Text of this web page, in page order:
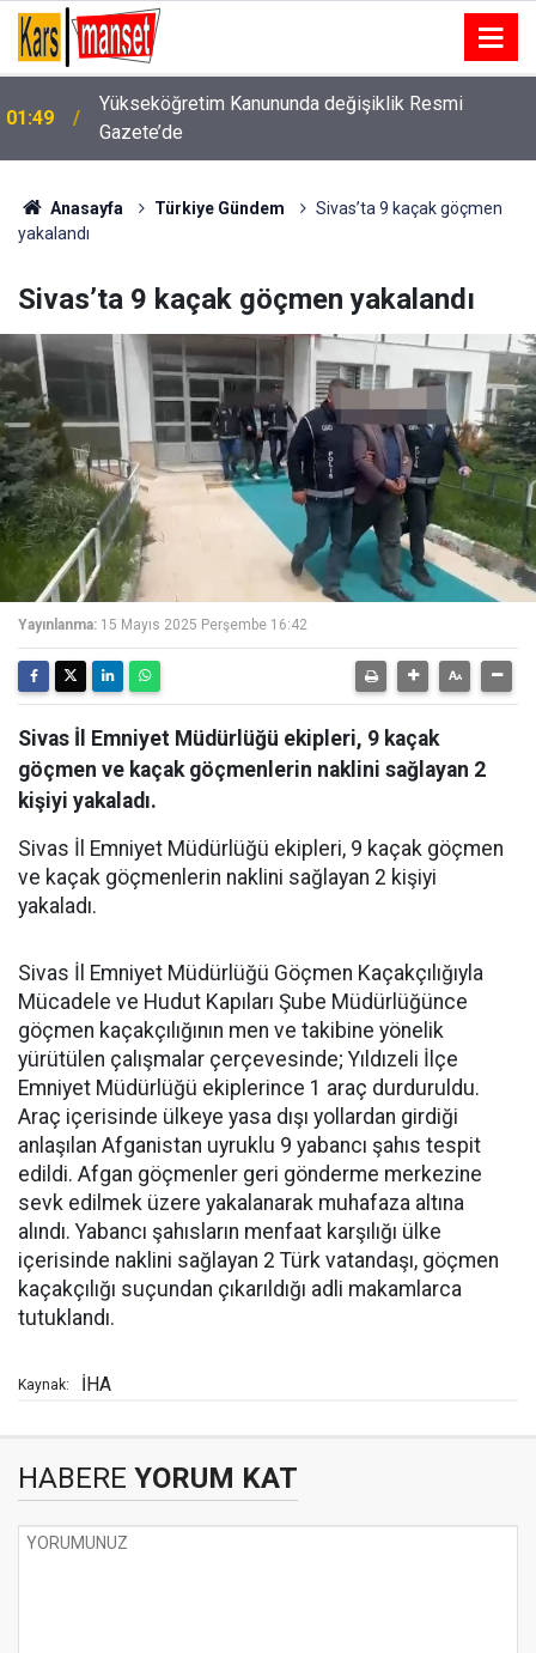
01:49
Yükseköğretim Kanununda değişiklik Resmi
Gazete’de
Anasayfa Türkiye Gündem
Sivas’ta 9 kaçak göçmen
yakalandı
Sivas’ta 9 kaçak göçmen yakalandı
Yayınlanma: 15 Mayıs 2025 Perşembe 16:42
Sivas İl Emniyet Müdürlüğü ekipleri, 9 kaçak
göçmen ve kaçak göçmenlerin naklini sağlayan 2
kişiyi yakaladı.
Sivas İl Emniyet Müdürlüğü ekipleri, 9 kaçak göçmen
ve kaçak göçmenlerin naklini sağlayan 2 kişiyi
yakaladı.
Sivas İl Emniyet Müdürlüğü Göçmen Kaçakçılığıyla
Mücadele ve Hudut Kapıları Şube Müdürlüğünce
göçmen kaçakçılığının men ve takibine yönelik
yürütülen çalışmalar çerçevesinde; Yıldızeli İlçe
Emniyet Müdürlüğü ekiplerince 1 araç durduruldu.
Araç içerisinde ülkeye yasa dışı yollardan girdiği
anlaşılan Afganistan uyruklu 9 yabancı şahıs tespit
edildi. Afgan göçmenler geri gönderme merkezine
sevk edilmek üzere yakalanarak muhafaza altına
alındı. Yabancı şahısların menfaat karşılığı ülke
içerisinde naklini sağlayan 2 Türk vatandaşı, göçmen
kaçakçılığı suçundan çıkarıldığı adli makamlarca
tutuklandı.
Kaynak: İHA
HABERE YORUM KAT